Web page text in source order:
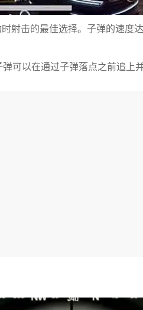
射击的最佳选择。子弹的速度
可以在通过子弹落点之前追上